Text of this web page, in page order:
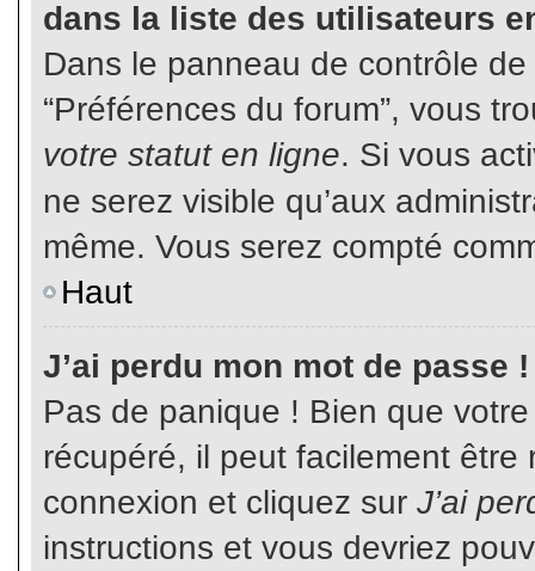
dans la liste des utilisateurs
Dans le panneau de contrôle
“Préférences du forum”, vous
votre statut en ligne. Si vous
ne serez visible qu’aux
même. Vous serez compté
Haut
J’ai perdu mon mot de passe !
Pas de panique ! Bien que
récupéré, il peut facilement
connexion et cliquez sur J’ai
instructions et vous devriez